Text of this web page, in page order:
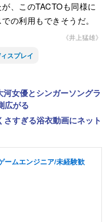
、このTACTOも同様に
の利用もできそうだ。
《井上猛雄》
スプレイ
女優とシンガーソングラ
広がる
すぎる浴衣動画にネット
ームエンジニア/未経験歓